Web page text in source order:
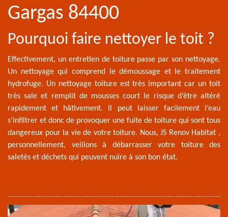
Gargas 84400
Pourquoi faire nettoyer le toit ?
Effectivement, un entretien de toiture passe par son nettoyage.
Un nettoyage qui comprend le démoussage et le traitement
hydrofuge. Un nettoyage toiture est très important car un toit
très sale et remplit de mousses court le risque d’être altéré
rapidement et hâtivement. Il peut laisser facilement l’eau
s’infiltrer et donc de provoquer une fuite de toiture qui sont tous
dangereux pour la vie de votre toiture. Nous, JS Renov Habitat ,
personnellement, veillons à débarrasser votre toiture des
saletés et déchets qui peuvent nuire à son bon état.